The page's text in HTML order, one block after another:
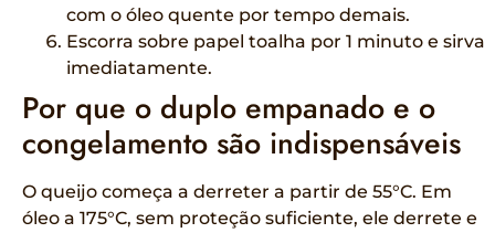
com o óleo quente por tempo demais.
Escorra sobre papel toalha por 1 minuto e sirva
imediatamente.
Por que o duplo empanado e o
congelamento são indispensáveis
O queijo começa a derreter a partir de 55°C. Em
óleo a 175°C, sem proteção suficiente, ele derrete e